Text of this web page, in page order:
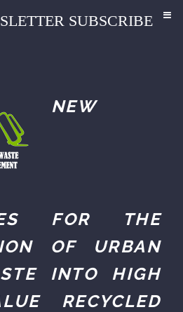
SUBSCRIBE
NEW
FOR THE
OF URBAN
INTO HIGH
RECYCLED